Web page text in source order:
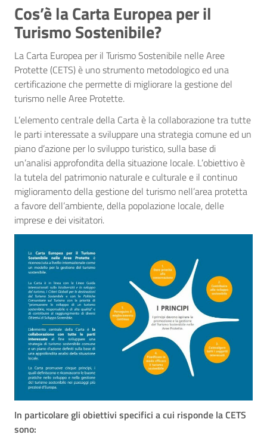
Cos’è la Carta Europea per il
Turismo Sostenibile?
La Carta Europea per il Turismo Sostenibile nelle Aree
Protette (CETS) è uno strumento metodologico ed una
certificazione che permette di migliorare la gestione del
turismo nelle Aree Protette.
L’elemento centrale della Carta è la collaborazione tra tutte
le parti interessate a sviluppare una strategia comune ed un
piano d’azione per lo sviluppo turistico, sulla base di
un’analisi approfondita della situazione locale. L’obiettivo è
la tutela del patrimonio naturale e culturale e il continuo
miglioramento della gestione del turismo nell’area protetta
a favore dell’ambiente, della popolazione locale, delle
imprese e dei visitatori.
In particolare gli obiettivi specifici a cui risponde la CETS
sono: